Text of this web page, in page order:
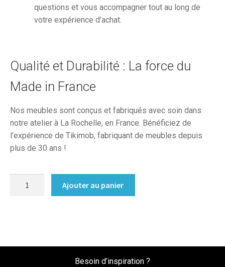
questions et vous accompagner tout au long de
votre expérience d’achat.
Qualité et Durabilité : La force du
Made in France
Nos meubles sont conçus et fabriqués avec soin dans
notre atelier à La Rochelle, en France. Bénéficiez de
l’expérience de Tikimob, fabriquant de meubles depuis
plus de 30 ans !
Ajouter au panier
Besoin d’inspiration ?